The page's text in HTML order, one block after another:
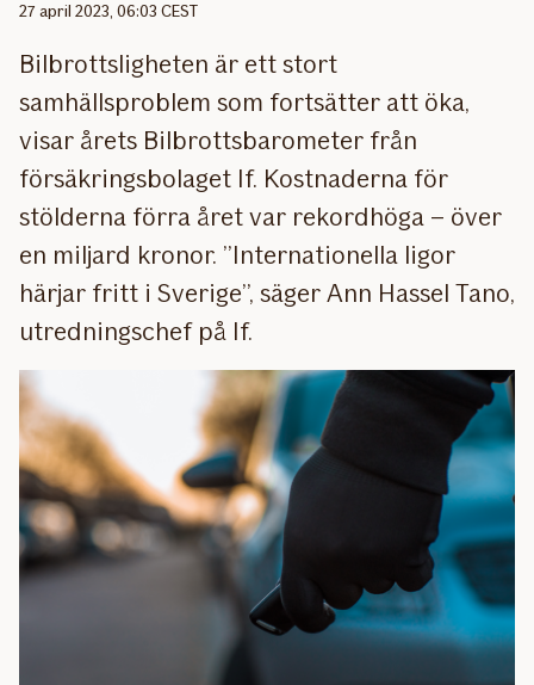
27 april 2023, 06:03 CEST
Bilbrottsligheten är ett stort
samhällsproblem som fortsätter att öka,
visar årets Bilbrottsbarometer från
försäkringsbolaget If. Kostnaderna för
stölderna förra året var rekordhöga – över
en miljard kronor. ”Internationella ligor
härjar fritt i Sverige”, säger Ann Hassel Tano,
utredningschef på If.